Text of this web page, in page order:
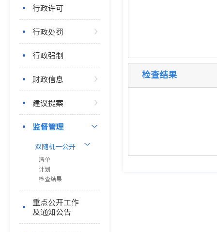
行政许可
行政处罚
行政强制
财政信息
建议提案
监督管理
双随机一公开
清单
计划
检查结果
重点公开工作
及通知公告
检查结果